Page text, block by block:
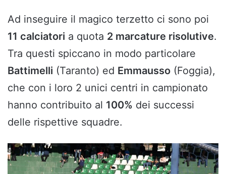
Ad inseguire il magico terzetto ci sono poi
11 calciatori a quota 2 marcature risolutive.
Tra questi spiccano in modo particolare
Battimelli (Taranto) ed Emmausso (Foggia),
che con i loro 2 unici centri in campionato
hanno contribuito al 100% dei successi
delle rispettive squadre.